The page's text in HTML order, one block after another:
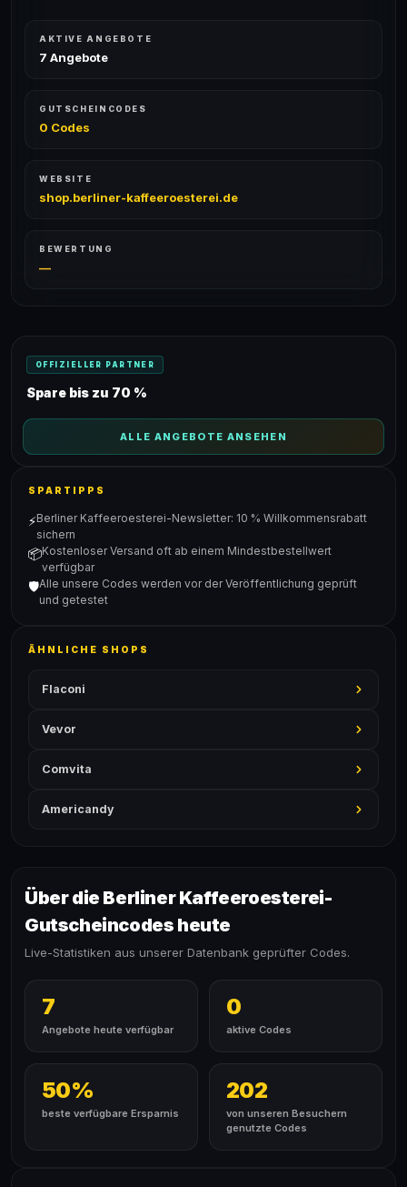
AKTIVE ANGEBOTE
7 Angebote
GUTSCHEINCODES
0 Codes
WEBSITE
shop.berliner-kaffeeroesterei.de
BEWERTUNG
—
OFFIZIELLER PARTNER
Spare bis zu 70 %
ALLE ANGEBOTE ANSEHEN
SPARTIPPS
⚡Berliner Kaffeeroesterei-Newsletter: 10 % Willkommensrabatt
sichern
📦Kostenloser Versand oft ab einem Mindestbestellwert
verfügbar
🛡️Alle unsere Codes werden vor der Veröffentlichung geprüft
und getestet
ÄHNLICHE SHOPS
Flaconi
Vevor
Comvita
Americandy
Über die Berliner Kaffeeroesterei-
Gutscheincodes heute
Live-Statistiken aus unserer Datenbank geprüfter Codes.
7
Angebote heute verfügbar
0
aktive Codes
50%
beste verfügbare Ersparnis
202
von unseren Besuchern
genutzte Codes